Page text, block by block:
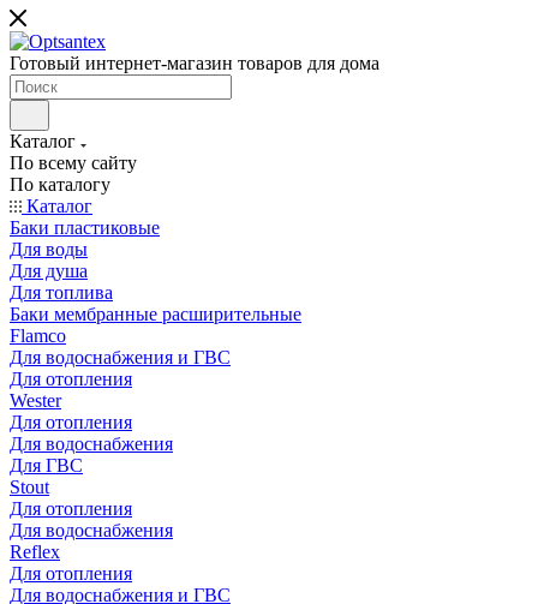
Готовый интернет-магазин товаров для дома
Каталог
По всему сайту
По каталогу
Каталог
Баки пластиковые
Для воды
Для душа
Для топлива
Баки мембранные расширительные
Flamco
Для водоснабжения и ГВС
Для отопления
Wester
Для отопления
Для водоснабжения
Для ГВС
Stout
Для отопления
Для водоснабжения
Reflex
Для отопления
Для водоснабжения и ГВС